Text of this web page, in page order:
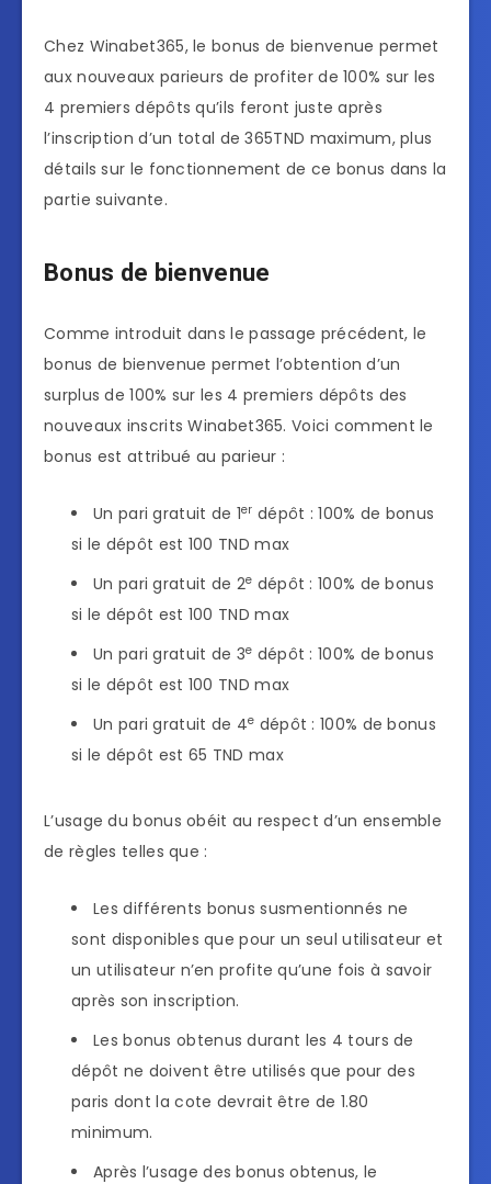
Chez Winabet365, le bonus de bienvenue permet
aux nouveaux parieurs de profiter de 100% sur les
4 premiers dépôts qu’ils feront juste après
l’inscription d’un total de 365TND maximum, plus
détails sur le fonctionnement de ce bonus dans la
partie suivante.
Bonus de bienvenue
Comme introduit dans le passage précédent, le
bonus de bienvenue permet l’obtention d’un
surplus de 100% sur les 4 premiers dépôts des
nouveaux inscrits Winabet365. Voici comment le
bonus est attribué au parieur :
Un pari gratuit de 1er dépôt : 100% de bonus
si le dépôt est 100 TND max
Un pari gratuit de 2e dépôt : 100% de bonus
si le dépôt est 100 TND max
Un pari gratuit de 3e dépôt : 100% de bonus
si le dépôt est 100 TND max
Un pari gratuit de 4e dépôt : 100% de bonus
si le dépôt est 65 TND max
L’usage du bonus obéit au respect d’un ensemble
de règles telles que :
Les différents bonus susmentionnés ne
sont disponibles que pour un seul utilisateur et
un utilisateur n’en profite qu’une fois à savoir
après son inscription.
Les bonus obtenus durant les 4 tours de
dépôt ne doivent être utilisés que pour des
paris dont la cote devrait être de 1.80
minimum.
Après l’usage des bonus obtenus, le